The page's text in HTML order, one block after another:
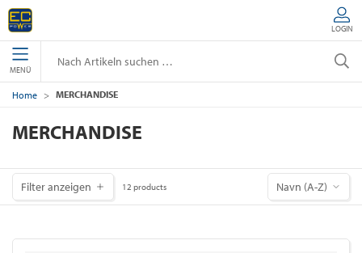
LOGIN
MENÜ
Home MERCHANDISE
MERCHANDISE
Filter anzeigen 12 products Navn (A-Z)